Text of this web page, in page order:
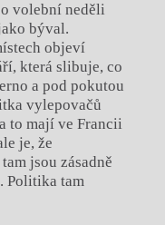
volební neděli
býval.
objeví
která slibuje, co
a pod pokutou
vylepovačů
to mají ve Francii
je, že
jsou zásadně
Politika tam